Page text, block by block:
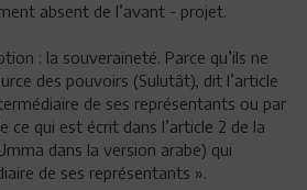
absent de l’avant - projet.
: la souveraineté. Parce qu’ils ne
des pouvoirs (Sulutât), dit l’article
de ses représentants ou par
qui est écrit dans l’article 2 de la
dans la version arabe) qui
de ses représentants ».